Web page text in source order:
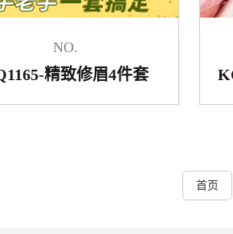
NO.
精致修眉4件套
首页